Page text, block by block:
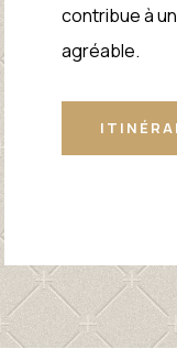
contribue à
agréable.